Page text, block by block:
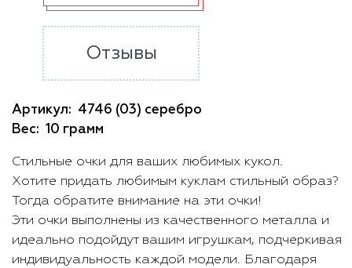
Отзывы
Артикул: 4746 (03) серебро
Вес: 10 грамм
Стильные очки для ваших любимых кукол.
Хотите придать любимым куклам стильный образ?
Тогда обратите внимание на эти очки!
Эти очки выполнены из качественного металла и
идеально подойдут вашим игрушкам, подчеркивая
индивидуальность каждой модели. Благодаря